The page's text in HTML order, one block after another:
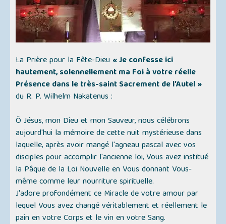
La Prière pour la Fête-Dieu « Je confesse ici
hautement, solennellement ma Foi à votre réelle
Présence dans le très-saint Sacrement de l'Autel »
du R. P. Wilhelm Nakatenus :
Ô Jésus, mon Dieu et mon Sauveur, nous célébrons
aujourd'hui la mémoire de cette nuit mystérieuse dans
laquelle, après avoir mangé l'agneau pascal avec vos
disciples pour accomplir l'ancienne loi, Vous avez institué
la Pâque de la Loi Nouvelle en Vous donnant Vous-
même comme leur nourriture spirituelle.
J'adore profondément ce Miracle de votre amour par
lequel Vous avez changé véritablement et réellement le
pain en votre Corps et le vin en votre Sang.